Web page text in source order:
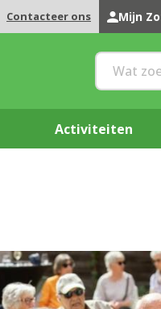
Contacteer ons Mijn
Activiteiten